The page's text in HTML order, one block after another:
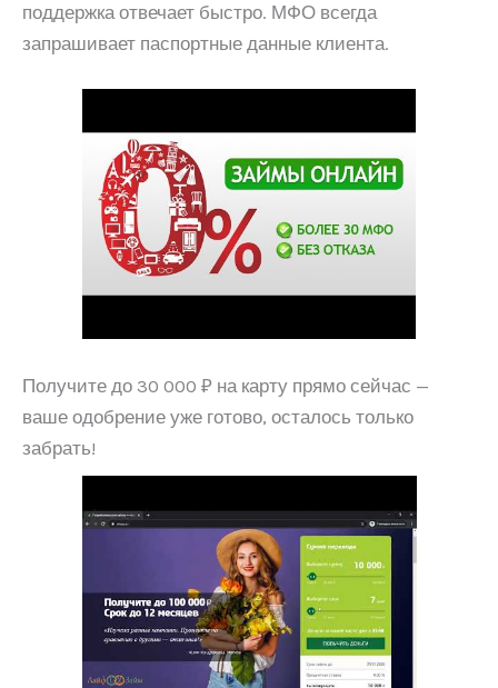
поддержка отвечает быстро. МФО всегда
запрашивает паспортные данные клиента.
Получите до 30 000 ₽ на карту прямо сейчас —
ваше одобрение уже готово, осталось только
забрать!